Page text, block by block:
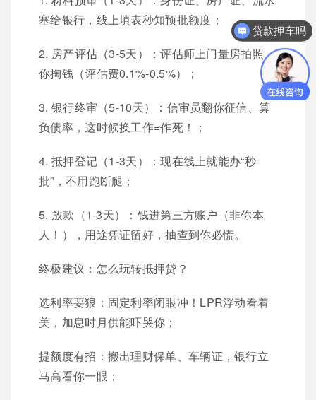
塞给银行，线上填表秒知预批额度；
2. 房产评估（3-5天）：评估师上门量房拍照，
你掏钱（评估费0.1%-0.5%）；
3. 银行终审（5-10天）：信审员翻你征信、算
负债率，这时候换工作=作死！；
4. 抵押登记（1-3天）：现在线上就能办“秒
批”，不用跑断腿；
5. 放款（1-3天）：钱进第三方账户（非你本
人！），用途凭证留好，抽查到你必慌。
终极建议：怎么玩转抵押贷？
选利率要狠：固定利率闭眼冲！LPR浮动看着
美，加息时月供能吓哭你；
提额度有招：搬出理财保单、车辆证，银行立
马高看你一眼；
贷款押车吗